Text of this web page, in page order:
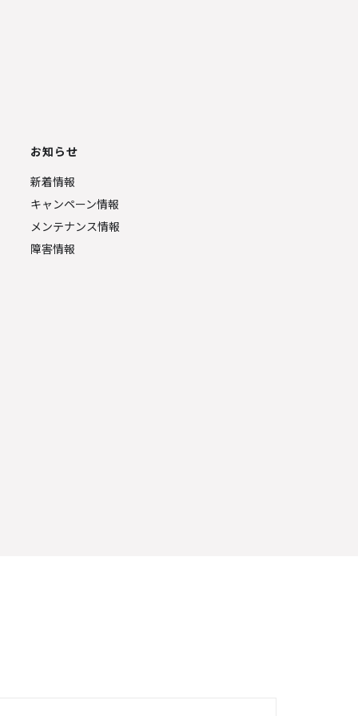
お知らせ
新着情報
キャンペーン情報
メンテナンス情報
障害情報